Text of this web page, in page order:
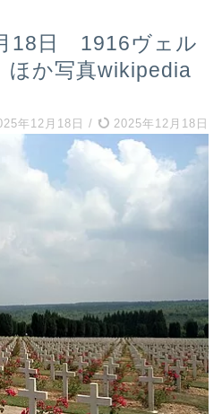
18日 1916ヴェル
ほか写真wikipedia
年12月18日 / 2025年12月18日